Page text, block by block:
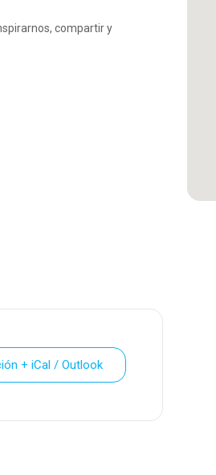
compartir y
+ iCal / Outlook